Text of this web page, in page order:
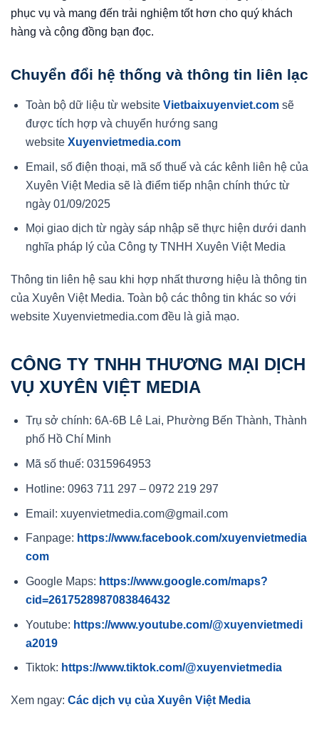
phục vụ và mang đến trải nghiệm tốt hơn cho quý khách
hàng và cộng đồng bạn đọc.
Chuyển đổi hệ thống và thông tin liên lạc
Toàn bộ dữ liệu từ website Vietbaixuyenviet.comsẽ
được tích hợp và chuyển hướng sang
website Xuyenvietmedia.com
Email, số điện thoại, mã số thuế và các kênh liên hệ của
Xuyên Việt Media sẽ là điểm tiếp nhận chính thức từ
ngày 01/09/2025
Mọi giao dịch từ ngày sáp nhập sẽ thực hiện dưới danh
nghĩa pháp lý của Công ty TNHH Xuyên Việt Media
Thông tin liên hệ sau khi hợp nhất thương hiệu là thông tin
của Xuyên Việt Media. Toàn bộ các thông tin khác so với
website Xuyenvietmedia.com đều là giả mạo.
CÔNG TY TNHH THƯƠNG MẠI DỊCH
VỤ XUYÊN VIỆT MEDIA
Trụ sở chính: 6A-6B Lê Lai, Phường Bến Thành, Thành
phố Hồ Chí Minh
Mã số thuế: 0315964953
Hotline: 0963 711 297 – 0972 219 297
Email: xuyenvietmedia.com@gmail.com
Fanpage: https://www.facebook.com/xuyenvietmedia
com
Google Maps: https://www.google.com/maps?
cid=2617528987083846432
Youtube: https://www.youtube.com/@xuyenvietmedi
a2019
Tiktok: https://www.tiktok.com/@xuyenvietmedia
Xem ngay: Các dịch vụ của Xuyên Việt Media